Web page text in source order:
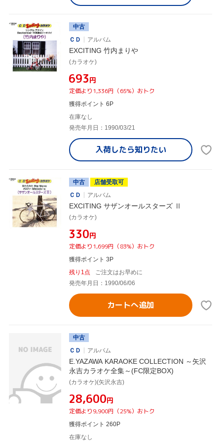
中古
ＣＤ
アルバム
EXCITING 竹内まりや
(カラオケ)
¥693円
定価より1,336円（65%）おトク
獲得ポイント 6P
在庫なし
発売年月日：1990/03/21
入荷したら知りたい
中古
店舗受取可
ＣＤ
アルバム
EXCITING サザンオールスターズ Ⅱ
(カラオケ)
¥330円
定価より1,699円（83%）おトク
獲得ポイント 3P
残り1点
ご注文はお早めに
発売年月日：1990/06/06
カートへ追加
中古
ＣＤ
アルバム
E.YAZAWA KARAOKE COLLECTION ～矢沢
永吉カラオケ全集～(FC限定BOX)
(カラオケ)(矢沢永吉)
¥28,600円
定価より9,900円（25%）おトク
獲得ポイント 260P
在庫なし